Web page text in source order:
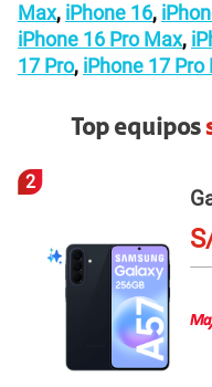
Max, iPhone 16,
iPhone 16 Pro Max,
17 Pro, iPhone 17 Pro
Top equipos
3